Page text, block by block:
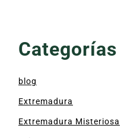
Categorías
blog
Extremadura
Extremadura Misteriosa